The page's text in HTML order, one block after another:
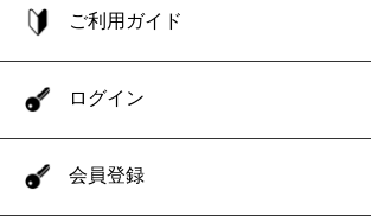
ご利用ガイド
ログイン
会員登録